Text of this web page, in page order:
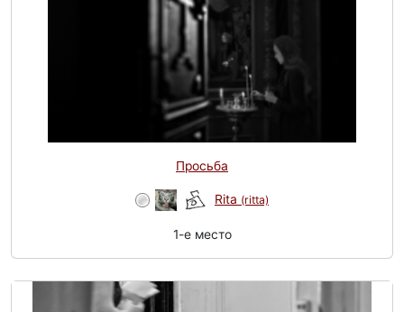
Просьба
Rita (ritta)
1-e место